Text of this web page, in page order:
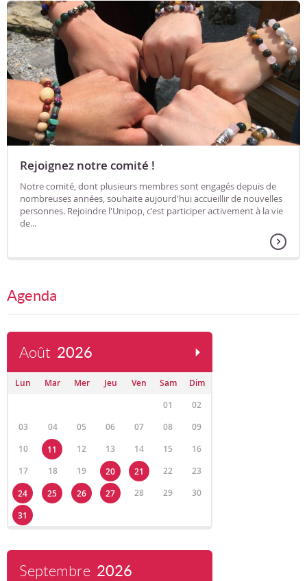
Rejoignez notre comité !
Notre comité, dont plusieurs membres sont engagés depuis de
nombreuses années, souhaite aujourd'hui accueillir de nouvelles
personnes. Rejoindre l'Unipop, c'est participer activement à la vie
de...
Agenda
Août 2026
Lun Mar Mer Jeu Ven Sam
Dim
01
02
03
04 05 06 07 08
09
10
11 12 13 14 15
16
17
18 19 20 21 22
23
24
25 26 27 28 29
30
31
Septembre 2026